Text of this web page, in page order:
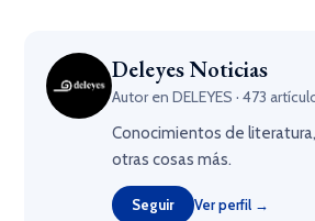
Deleyes Noticias
Autor en DELEYES · 473
Conocimientos de
otras cosas más.
Seguir Ver perfil →